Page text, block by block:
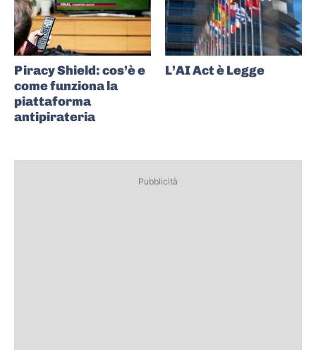
Piracy Shield: cos’è e
come funziona la
piattaforma
antipirateria
L’AI Act è Legge
Pubblicità